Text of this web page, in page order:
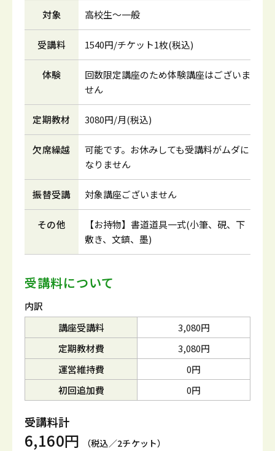
対象 高校生～一般
受講料 1540円/チケット1枚(税込)
体験
回数限定講座のため体験講座はございま
せん
定期教材 3080円/月(税込)
欠席繰越
可能です。お休みしても受講料がムダに
なりません
振替受講 対象講座ございません
その他
【お持物】書道道具一式(小筆、硯、下
敷き、文鎮、墨)
受講料について
内訳
講座受講料
3,080円
定期教材費
3,080円
運営維持費
0円
初回追加費
0円
受講料計
6,160円 （税込／2チケット）